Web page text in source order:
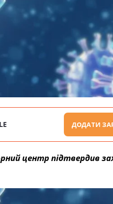
ДОДАТИ
центр підтвердив